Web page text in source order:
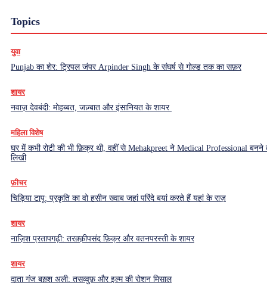
Topics
युवा
Punjab का शेर: ट्रिपल जंपर Arpinder Singh के संघर्ष से गोल्ड तक का सफ़र
शायर
नवाज़ देवबंदी: मोहब्बत, जज़्बात और इंसानियत के शायर
महिला विशेष
घर में कभी रोटी की भी फ़िक्र थी, वहीं से Mehakpreet ने Medical Professional बनने
लिखी
फ़ीचर
चिड़िया टापू: प्रकृति का वो हसीन ख्वाब जहां परिंदे बयां करते हैं यहां के राज़
शायर
नाज़िश प्रतापगढ़ी: तरक़्क़ीपसंद फ़िक्र और वतनपरस्ती के शायर
शायर
दाता गंज बख़्श अली: तसव्वुफ़ और इल्म की रोशन मिसाल